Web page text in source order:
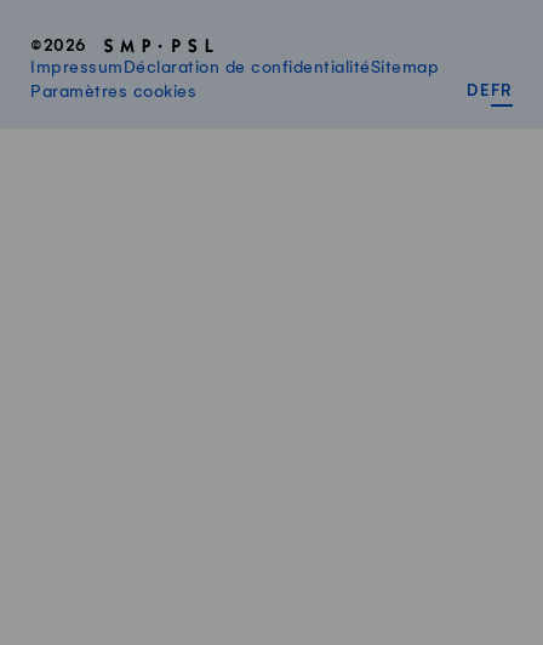
©2026
Impressum Déclaration de confidentialitéSitemap
Paramètres cookies
DE FR